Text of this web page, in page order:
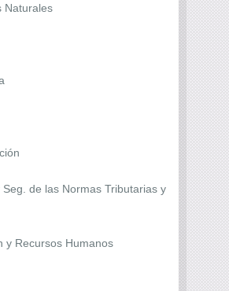
Naturales
Seg. de las Normas Tributarias y
y Recursos Humanos